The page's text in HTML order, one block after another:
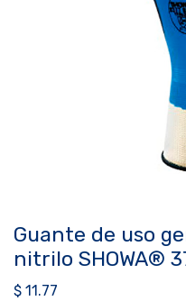
Guante de uso
nitrilo SHOWA®
$ 11.77